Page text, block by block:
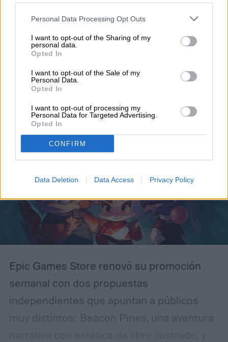
Personal Data Processing Opt Outs
I want to opt-out of the Sharing of my
personal data.
Opted In
I want to opt-out of the Sale of my
Personal Data.
Opted In
I want to opt-out of processing my
Personal Data for Targeted Advertising.
Opted In
CONFIRM
Data Deletion Data Access Privacy Policy
Dos nuevos juegos gratis
en la Epic Games Store
hasta el 13 de agosto
Epic Games Store renovó su promoción
semanal con dos propuestas
independientes que apuntan a públicos
muy distintos: Beacon Pines, una aventura